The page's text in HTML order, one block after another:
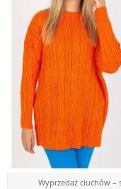
Wyprzedaż ciuchów